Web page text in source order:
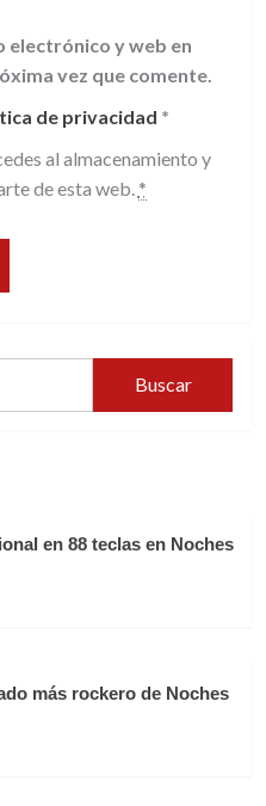
electrónico y web en
vez que comente.
de privacidad *
al almacenamiento y
de esta web. *
en 88 teclas en Noches
más rockero de Noches